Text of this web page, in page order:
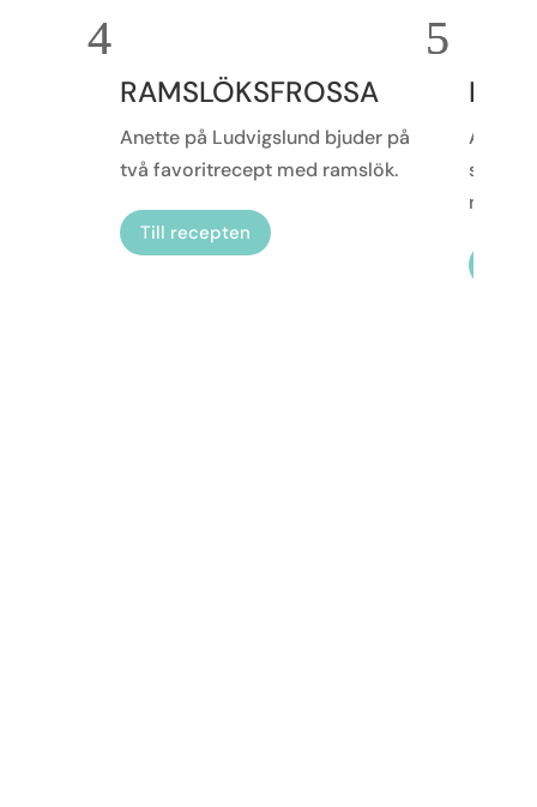
RAMSLÖKSFROSSA
Anette på Ludvigslund bjuder på
två favoritrecept med ramslök.
Till recepten
Anita
sitt